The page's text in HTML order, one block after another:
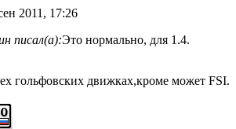
2011, 17:26
писал(а):Это нормально, для 1.4.
гольфовских движках,кроме может FSI.